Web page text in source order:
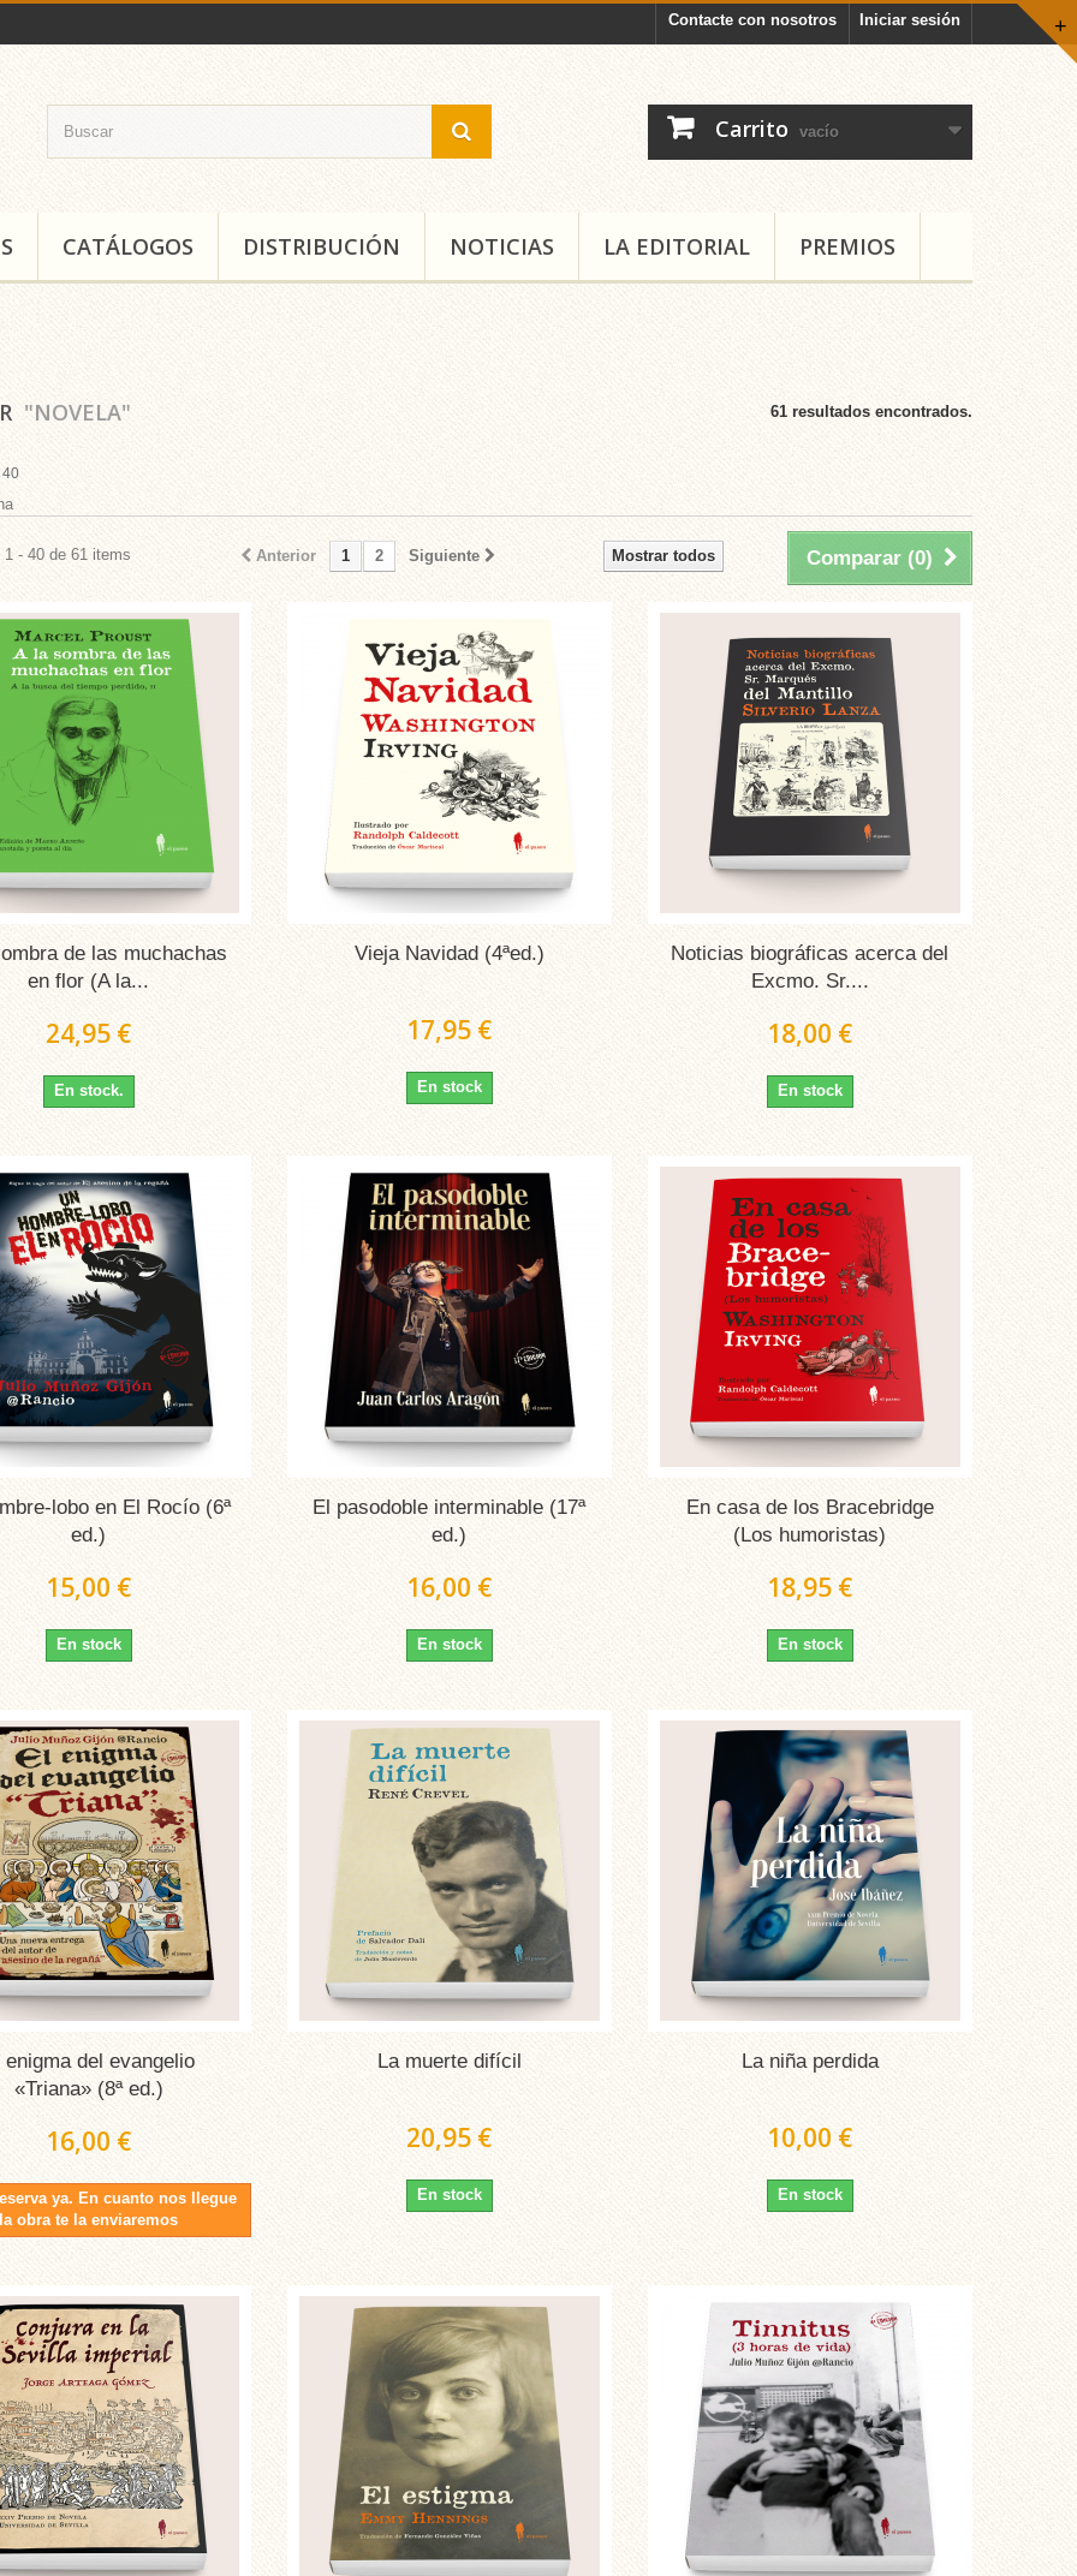
+
Iniciar sesión
Contacte con nosotros
Carrito vacío
CATÁLOGOS DISTRIBUCIÓN NOTICIAS LA EDITORIAL PREMIOS
"NOVELA" 61 resultados encontrados.
40
Comparar (0)
Mostrar todos
Anterior 1 2 Siguiente
1 - 40 de 61 items
de las muchachas
en flor (A la...
24,95 €
En stock.
Vieja Navidad (4ªed.)
17,95 €
En stock
Noticias biográficas acerca del
Excmo. Sr....
18,00 €
En stock
lobo en El Rocío (6ª
ed.)
15,00 €
En stock
El pasodoble interminable (17ª
ed.)
16,00 €
En stock
En casa de los Bracebridge
(Los humoristas)
18,95 €
En stock
enigma del evangelio
«Triana» (8ª ed.)
16,00 €
ya. En cuanto nos llegue
la obra te la enviaremos
La muerte difícil
20,95 €
En stock
La niña perdida
10,00 €
En stock